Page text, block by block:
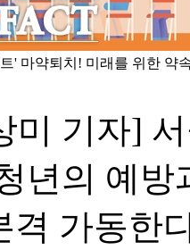
' 마약퇴치! 미래를 위한 약
미 기자]
년의 예방
격 가동한